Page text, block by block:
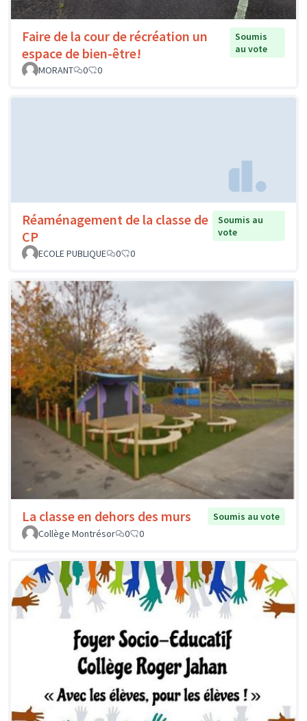
Faire de la cour de récréation un
espace de bien-être!
Soumis
au vote
MORANT
0 0
Réaménagement de la classe de
CP
Soumis au
vote
ECOLE PUBLIQUE
0 0
La classe en dehors des murs
Soumis au vote
Collège Montrésor
0 0